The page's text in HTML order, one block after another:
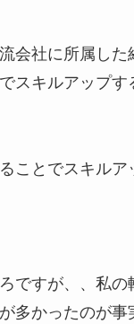
会社に所属した
スキルアップす
ことでスキルア
ですが、、私の
多かったのが事